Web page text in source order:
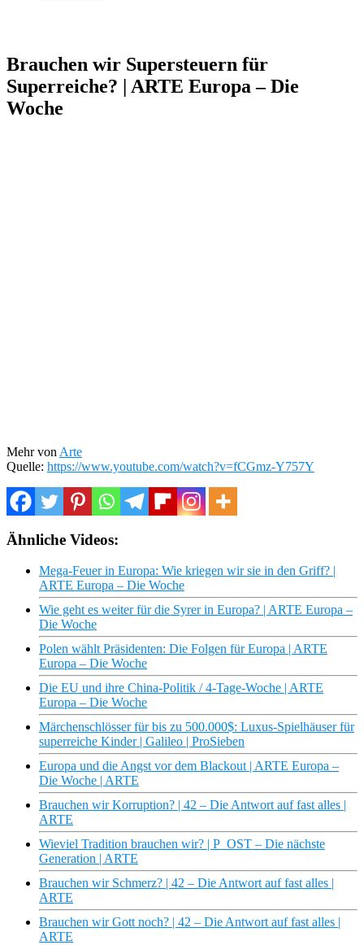
Brauchen wir Supersteuern für
Superreiche? | ARTE Europa – Die
Woche
Mehr von Arte
Quelle: https://www.youtube.com/watch?v=fCGmz-Y757Y
Ähnliche Videos:
Mega-Feuer in Europa: Wie kriegen wir sie in den Griff? |
ARTE Europa – Die Woche
Wie geht es weiter für die Syrer in Europa? | ARTE Europa –
Die Woche
Polen wählt Präsidenten: Die Folgen für Europa | ARTE
Europa – Die Woche
Die EU und ihre China-Politik / 4-Tage-Woche | ARTE
Europa – Die Woche
Märchenschlösser für bis zu 500.000$: Luxus-Spielhäuser für
superreiche Kinder | Galileo | ProSieben
Europa und die Angst vor dem Blackout | ARTE Europa –
Die Woche | ARTE
Brauchen wir Korruption? | 42 – Die Antwort auf fast alles |
ARTE
Wieviel Tradition brauchen wir? | P_OST – Die nächste
Generation | ARTE
Brauchen wir Schmerz? | 42 – Die Antwort auf fast alles |
ARTE
Brauchen wir Gott noch? | 42 – Die Antwort auf fast alles |
ARTE